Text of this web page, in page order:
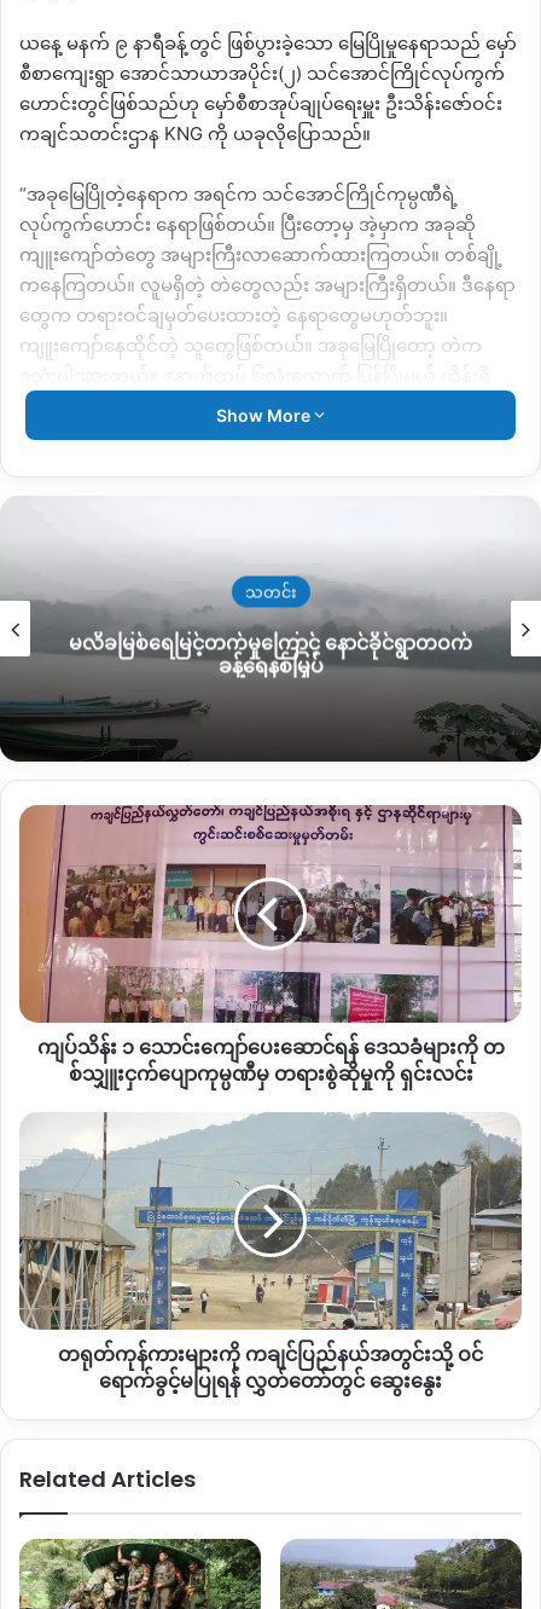
ယနေ့ မနက် ၉ နာရီခန့်တွင် ဖြစ်ပွားခဲ့သော မြေပြိုမှုနေရာသည် မှော်
စီစာကျေးရွာ အောင်သာယာအပိုင်း(၂) သင်အောင်ကြိုင်လုပ်ကွက်
ဟောင်းတွင်ဖြစ်သည်ဟု မှော်စီစာအုပ်ချုပ်ရေးမှူး ဦးသိန်းဇော်ဝင်း
ကချင်သတင်းဌာန KNG ကို ယခုလိုပြောသည်။
“အခုမြေပြိုတဲ့နေရာက အရင်က သင်အောင်ကြိုင်ကုမ္ပဏီရဲ့
လုပ်ကွက်ဟောင်း နေရာဖြစ်တယ်။ ပြီးတော့မှ အဲ့မှာက အခုဆို
ကျူးကျော်တဲတွေ အများကြီးလာဆောက်ထားကြတယ်။ တစ်ချို့
ကနေကြတယ်။ လူမရှိတဲ့ တဲတွေလည်း အများကြီးရှိတယ်။ ဒီနေရာ
တွေက တရားဝင်ချမှတ်ပေးထားတဲ့ နေရာတွေမဟုတ်ဘူး။
ကျူးကျော်နေထိုင်တဲ့ သူတွေဖြစ်တယ်။ အခုမြေပြိုတော့ တဲက
တယ်” ဟု ပြောဆိုသည်။
မဟုတ်သည်သာမက မိမိသဘောဖြင့် လာရောက်ကျူးကျော်နေ
သူက ဆိုသည်။
လက်ရှိမြေပြိုကျသည့် မြေစာပုံအနက်မှာ ပေ ၃၀၀ရာခန့် နက်ပြီး
ကျူးကျော်နေထိုင်နေသည့် အိမ်ခြေမှာ ၄၀၀ ကျော်ခန့် ဆက်လက်ရှိ
နေကြောင်း သိရပါသည်။
Copy URL
Show More
သတင်း
မလိခမြစ်ရေမြင့်တက်မှုကြောင့် နောင်ခိုင်ရွာတဝက်
ခန့်ရေနစ်မြှပ်
ကျပ်
သောင်း
ကျော်
ဆောင်
ဒေသခံ
များ
စ်
ငှက်ပျော
ကုမ္ပဏီ
မှ
တရားစွဲဆို
မှု
ကို
ရှင်းလင်း
ကျပ်သိန်း ၁ သောင်းကျော်ပေးဆောင်ရန် ဒေသခံများကို တ
စ်သျှူးငှက်ပျောကုမ္ပဏီမှ တရားစွဲဆိုမှုကို ရှင်းလင်း
တရုတ်
ကုန်ကား
များ
ကို
ကချင်ပြည်နယ်
အတွင်း
သို့
ဝင်
ရောက်
တွင်
တရုတ်ကုန်ကားများကို ကချင်ပြည်နယ်အတွင်းသို့ ဝင်
ရောက်ခွင့်မပြုရန် လွှတ်တော်တွင် ဆွေးနွေး
Related Articles